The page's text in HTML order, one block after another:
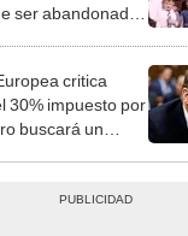
ser abandonado:
critica
30% impuesto por
buscará un